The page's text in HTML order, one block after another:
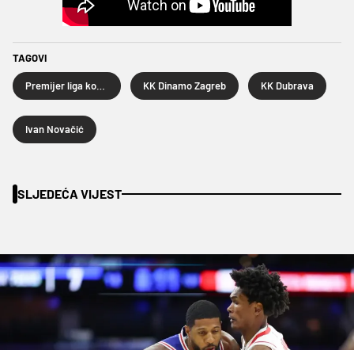
TAGOVI
KK Dinamo Zagreb KK Dubrava
Ivan Novačić
SLJEDEĆA VIJEST